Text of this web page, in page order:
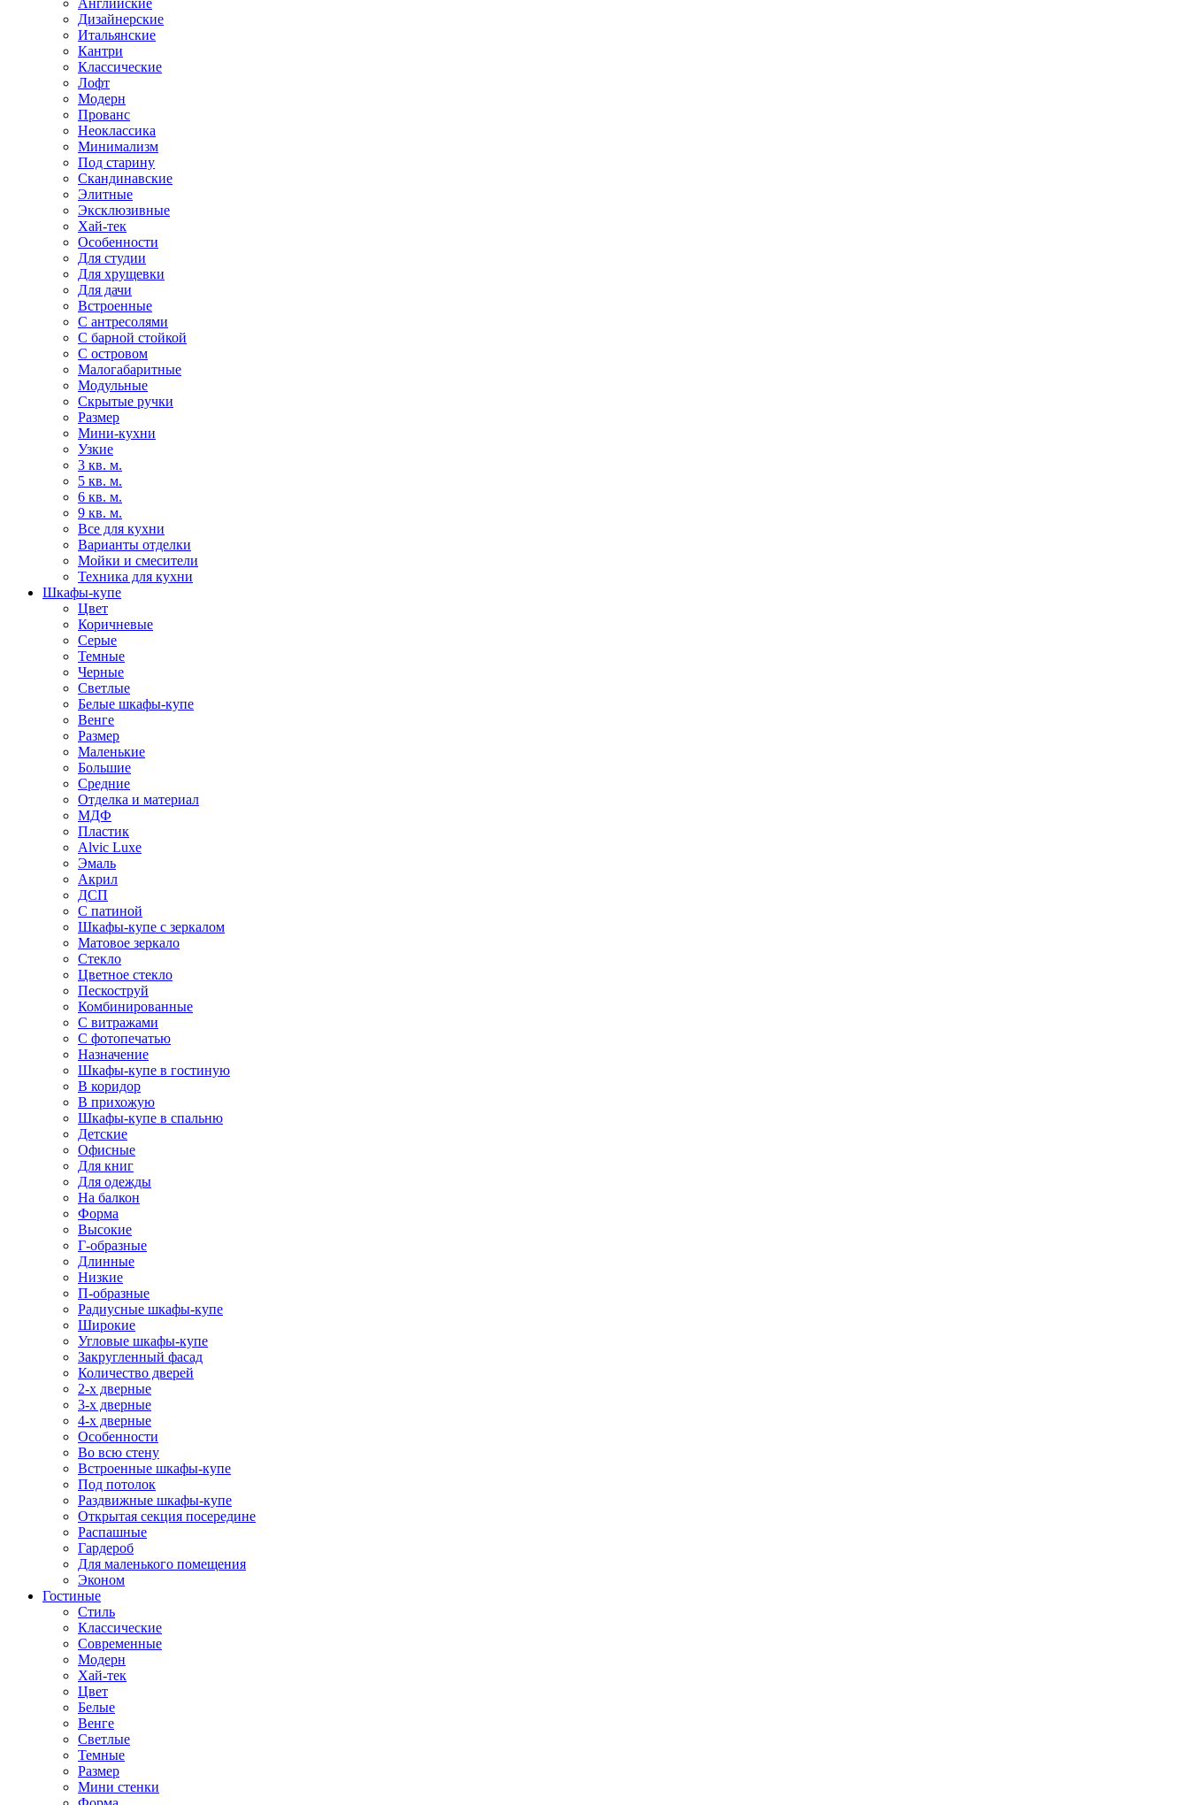
Английские
Дизайнерские
Итальянские
Кантри
Классические
Лофт
Модерн
Прованс
Неоклассика
Минимализм
Под старину
Скандинавские
Элитные
Эксклюзивные
Хай-тек
Особенности
Для студии
Для хрущевки
Для дачи
Встроенные
С антресолями
С барной стойкой
С островом
Малогабаритные
Модульные
Скрытые ручки
Размер
Мини-кухни
Узкие
3 кв. м.
5 кв. м.
6 кв. м.
9 кв. м.
Все для кухни
Варианты отделки
Мойки и смесители
Техника для кухни
Шкафы-купе
Цвет
Коричневые
Серые
Темные
Черные
Светлые
Белые шкафы-купе
Венге
Размер
Маленькие
Большие
Средние
Отделка и материал
МДФ
Пластик
Alvic Luxe
Эмаль
Акрил
ДСП
С патиной
Шкафы-купе с зеркалом
Матовое зеркало
Стекло
Цветное стекло
Пескоструй
Комбинированные
С витражами
С фотопечатью
Назначение
Шкафы-купе в гостиную
В коридор
В прихожую
Шкафы-купе в спальню
Детские
Офисные
Для книг
Для одежды
На балкон
Форма
Высокие
Г-образные
Длинные
Низкие
П-образные
Радиусные шкафы-купе
Широкие
Угловые шкафы-купе
Закругленный фасад
Количество дверей
2-х дверные
3-х дверные
4-х дверные
Особенности
Во всю стену
Встроенные шкафы-купе
Под потолок
Раздвижные шкафы-купе
Открытая секция посередине
Распашные
Гардероб
Для маленького помещения
Эконом
Гостиные
Стиль
Классические
Современные
Модерн
Хай-тек
Цвет
Белые
Венге
Светлые
Темные
Размер
Мини стенки